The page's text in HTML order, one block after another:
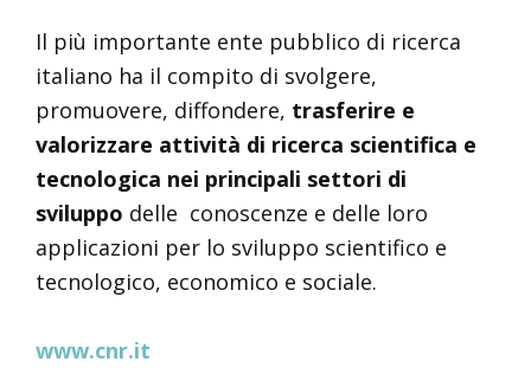
Il più importante ente pubblico di ricerca
italiano ha il compito di svolgere,
promuovere, diffondere, trasferire e
valorizzare attività di ricerca scientifica e
tecnologica nei principali settori di
sviluppo delle conoscenze e delle loro
applicazioni per lo sviluppo scientifico e
tecnologico, economico e sociale.
www.cnr.it